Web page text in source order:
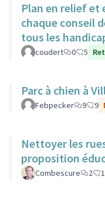
Plan en relief et
chaque conseil
tous les
coudert 0 5
Parc à chien à
Febpecker 9 9
Nettoyer les
proposition
Combescure 2